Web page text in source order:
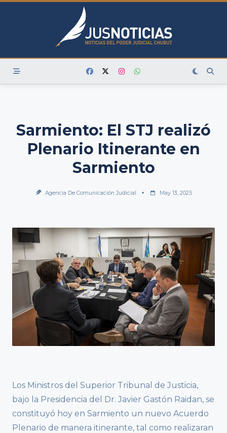
Skip
Sarmiento: El STJ realizó
Plenario Itinerante en
Sarmiento
Agencia De Comunicación Judicial May 13, 2025
Los Ministros del Superior Tribunal de Justicia,
bajo la Presidencia del Dr. Javier Gastón Raidan, se
constituyó hoy en Sarmiento un nuevo Acuerdo
Plenario de manera itinerante, tal como realizaran